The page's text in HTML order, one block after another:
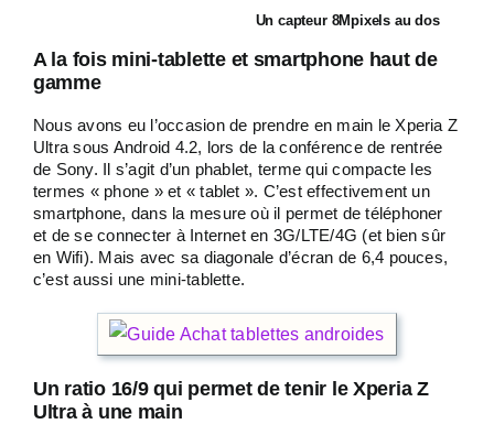
Un capteur 8Mpixels au dos
A la fois mini-tablette et smartphone haut de
gamme
Nous avons eu l’occasion de prendre en main le Xperia Z
Ultra sous Android 4.2, lors de la conférence de rentrée
de Sony. Il s’agit d’un phablet, terme qui compacte les
termes « phone » et « tablet ». C’est effectivement un
smartphone, dans la mesure où il permet de téléphoner
et de se connecter à Internet en 3G/LTE/4G (et bien sûr
en Wifi). Mais avec sa diagonale d’écran de 6,4 pouces,
c’est aussi une mini-tablette.
Un ratio 16/9 qui permet de tenir le Xperia Z
Ultra à une main